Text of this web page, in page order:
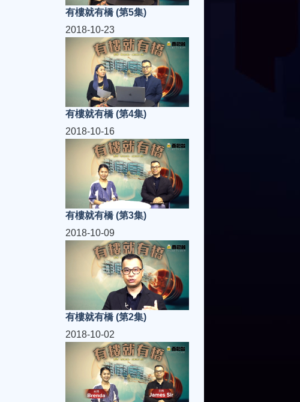
有樓就有橋 (第5集)
2018-10-23
有樓就有橋 (第4集)
2018-10-16
有樓就有橋 (第3集)
2018-10-09
有樓就有橋 (第2集)
2018-10-02